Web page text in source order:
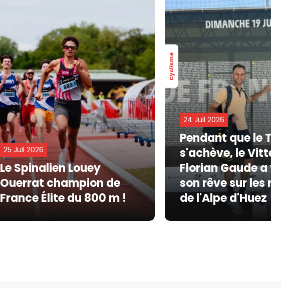
25 Juil 2026
Le Spinalien Louey
Ouerrat champion de
France Élite du 800 m !
Cyclisme
24 Juil 2026
Pendant que le
s'achève, le
Florian Gaude a
son rêve sur les
de l'Alpe d'Huez